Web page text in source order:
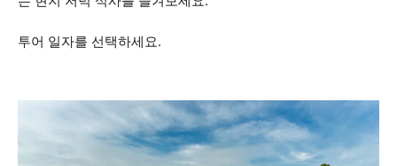
투어 일자를 선택하세요.